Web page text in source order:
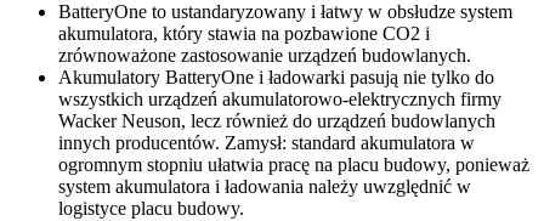
BatteryOne to ustandaryzowany i łatwy w obsłudze system
akumulatora, który stawia na pozbawione CO2 i
zrównoważone zastosowanie urządzeń budowlanych.
Akumulatory BatteryOne i ładowarki pasują nie tylko do
wszystkich urządzeń akumulatorowo-elektrycznych firmy
Wacker Neuson, lecz również do urządzeń budowlanych
innych producentów. Zamysł: standard akumulatora w
ogromnym stopniu ułatwia pracę na placu budowy, ponieważ
system akumulatora i ładowania należy uwzględnić w
logistyce placu budowy.